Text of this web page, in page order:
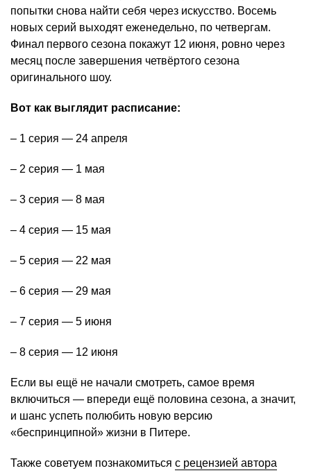
попытки снова найти себя через искусство. Восемь
новых серий выходят еженедельно, по четвергам.
Финал первого сезона покажут 12 июня, ровно через
месяц после завершения четвёртого сезона
оригинального шоу.
Вот как выглядит расписание:
– 1 серия — 24 апреля
– 2 серия — 1 мая
– 3 серия — 8 мая
– 4 серия — 15 мая
– 5 серия — 22 мая
– 6 серия — 29 мая
– 7 серия — 5 июня
– 8 серия — 12 июня
Если вы ещё не начали смотреть, самое время
включиться — впереди ещё половина сезона, а значит,
и шанс успеть полюбить новую версию
«беспринципной» жизни в Питере.
Также советуем познакомиться с рецензией автора